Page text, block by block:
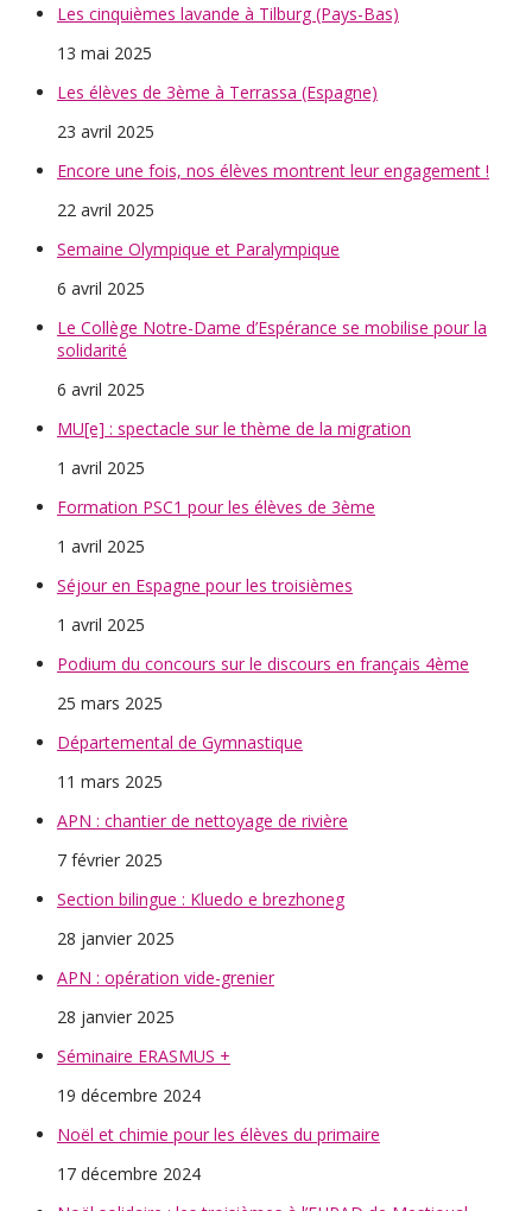
Les cinquièmes lavande à Tilburg (Pays-Bas)
13 mai 2025
Les élèves de 3ème à Terrassa (Espagne)
23 avril 2025
Encore une fois, nos élèves montrent leur engagement !
22 avril 2025
Semaine Olympique et Paralympique
6 avril 2025
Le Collège Notre-Dame d’Espérance se mobilise pour la
solidarité
6 avril 2025
MU[e] : spectacle sur le thème de la migration
1 avril 2025
Formation PSC1 pour les élèves de 3ème
1 avril 2025
Séjour en Espagne pour les troisièmes
1 avril 2025
Podium du concours sur le discours en français 4ème
25 mars 2025
Départemental de Gymnastique
11 mars 2025
APN : chantier de nettoyage de rivière
7 février 2025
Section bilingue : Kluedo e brezhoneg
28 janvier 2025
APN : opération vide-grenier
28 janvier 2025
Séminaire ERASMUS +
19 décembre 2024
Noël et chimie pour les élèves du primaire
17 décembre 2024